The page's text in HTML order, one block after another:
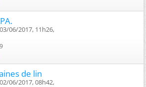
06/2017, 11h26,
de lin
06/2017, 08h42,